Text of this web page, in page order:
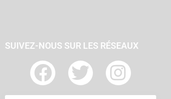
SUIVEZ-NOUS SUR LES RÉSEAUX
F
a
T
w
I
n